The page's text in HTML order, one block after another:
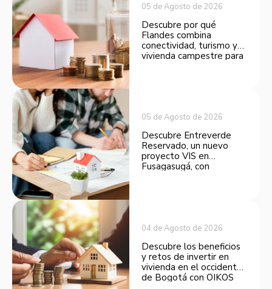
05 de Agosto de 2026
Descubre por qué
Flandes combina
conectividad, turismo y
vivienda campestre para
05 de Agosto de 2026
Descubre Entreverde
Reservado, un nuevo
proyecto VIS en
Fusagasugá, con
04 de Agosto de 2026
Descubre los beneficios
y retos de invertir en
vivienda en el occidente
de Bogotá con OIKOS